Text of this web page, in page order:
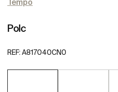
Tempo
Polc
REF: A817040CN0